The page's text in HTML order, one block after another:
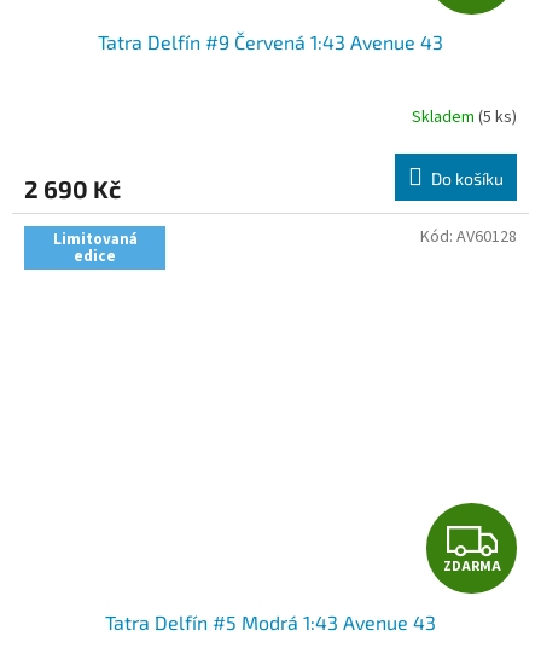
D
R
M
A
Tatra Delfín #9 Červená 1:43 Avenue 43
Skladem (5 ks)
2 690 Kč Do košíku
Limitovaná
edice
Z
D
ZDARMA
Tatra Delfín #5 Modrá 1:43 Avenue 43
Kód: AV60128